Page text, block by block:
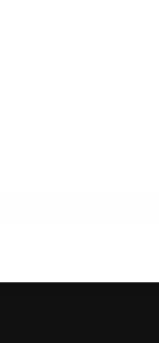
das Wettspiel